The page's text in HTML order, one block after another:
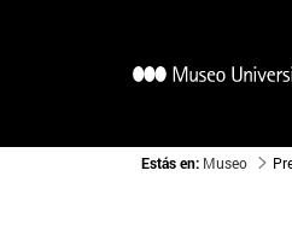
Estás en: Museo